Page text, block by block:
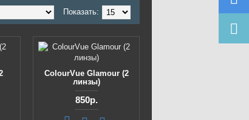
Показать:
ColourVue Glamour (2
линзы)
850р.